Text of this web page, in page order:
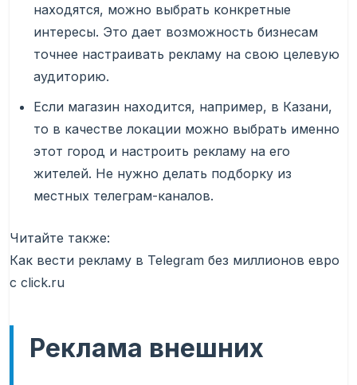
находятся, можно выбрать конкретные
интересы. Это дает возможность бизнесам
точнее настраивать рекламу на свою целевую
аудиторию.
Если магазин находится, например, в Казани,
то в качестве локации можно выбрать именно
этот город и настроить рекламу на его
жителей. Не нужно делать подборку из
местных телеграм-каналов.
Читайте также:
Как вести рекламу в Telegram без миллионов евро
с click.ru
Реклама внешних